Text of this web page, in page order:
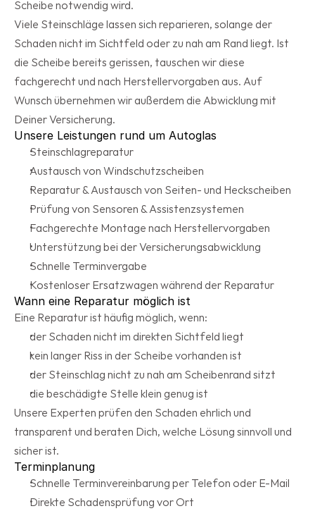
Scheibe notwendig wird.
Viele Steinschläge lassen sich reparieren, solange der
Schaden nicht im Sichtfeld oder zu nah am Rand liegt. Ist
die Scheibe bereits gerissen, tauschen wir diese
fachgerecht und nach Herstellervorgaben aus. Auf
Wunsch übernehmen wir außerdem die Abwicklung mit
Deiner Versicherung.
Unsere Leistungen rund um Autoglas
Steinschlagreparatur
Austausch von Windschutzscheiben
Reparatur & Austausch von Seiten- und Heckscheiben
Prüfung von Sensoren & Assistenzsystemen
Fachgerechte Montage nach Herstellervorgaben
Unterstützung bei der Versicherungsabwicklung
Schnelle Terminvergabe
Kostenloser Ersatzwagen während der Reparatur
Wann eine Reparatur möglich ist
Eine Reparatur ist häufig möglich, wenn:
der Schaden nicht im direkten Sichtfeld liegt
kein langer Riss in der Scheibe vorhanden ist
der Steinschlag nicht zu nah am Scheibenrand sitzt
die beschädigte Stelle klein genug ist
Unsere Experten prüfen den Schaden ehrlich und
transparent und beraten Dich, welche Lösung sinnvoll und
sicher ist.
Terminplanung
Schnelle Terminvereinbarung per Telefon oder E-Mail
Direkte Schadensprüfung vor Ort